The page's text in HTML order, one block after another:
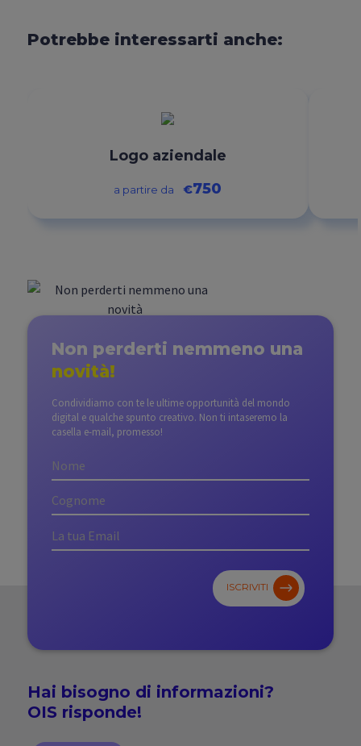
Potrebbe interessarti anche:
Logo aziendale
a partire da €750
Non perderti nemmeno una
novità!
Condividiamo con te le ultime opportunità del mondo
digital e qualche spunto creativo. Non ti intaseremo la
casella e-mail, promesso!
ISCRIVITI
Hai bisogno di informazioni?
OIS risponde!